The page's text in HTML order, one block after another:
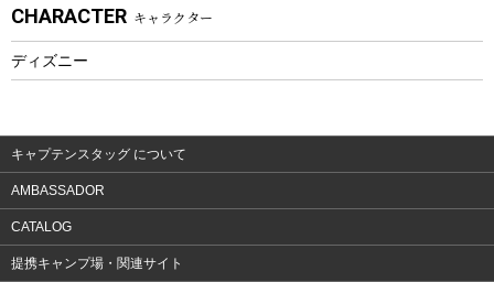
ウェア、タオル
ウェア
CHARACTER キャラクター
ディズニー
キャプテンスタッグ について
AMBASSADOR
CATALOG
提携キャンプ場・関連サイト